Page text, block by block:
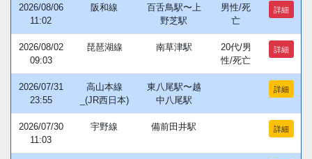
2026/08/06
11:02
阪和線
百舌鳥駅〜上
野芝駅
男性/死
亡
詳細
2026/08/02
09:03
琵琶湖線 南草津駅
20代/男
性/死亡
詳細
2026/07/31
23:55
高山本線
_(JR西日本)
東八尾駅〜越
中八尾駅
詳細
2026/07/30
11:03
宇野線 備前田井駅 詳細